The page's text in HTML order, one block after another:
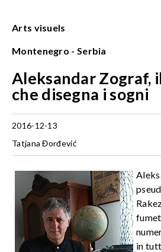
Arts visuels
Montenegro - Serbia
Aleksandar Zograf,
che disegna i sogni
2016-12-13
Tatjana Đorđević
in